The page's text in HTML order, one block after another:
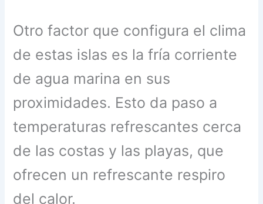
Otro factor que configura el clima
de estas islas es la fría corriente
de agua marina en sus
proximidades. Esto da paso a
temperaturas refrescantes cerca
de las costas y las playas, que
ofrecen un refrescante respiro
del calor.